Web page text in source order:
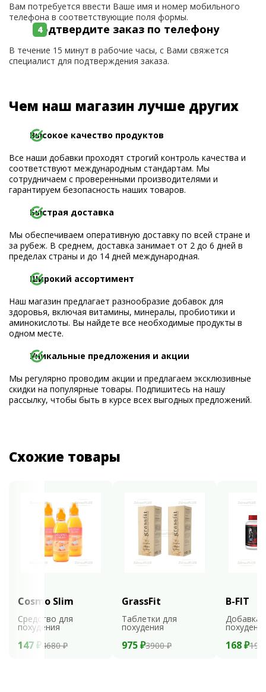
Вам потребуется ввести Ваше имя и номер мобильного
телефона в соответствующие поля формы.
Подтвердите заказ по телефону
В течение 15 минут в рабочие часы, с Вами свяжется
специалист для подтверждения заказа.
Чем наш магазин лучше других
Высокое качество продуктов
Все наши добавки проходят строгий контроль качества и
соответствуют международным стандартам. Мы
сотрудничаем с проверенными производителями и
гарантируем безопасность наших товаров.
Быстрая доставка
Мы обеспечиваем оперативную доставку по всей стране и
за рубеж. В среднем, доставка занимает от 2 до 6 дней в
пределах страны и до 14 дней международная.
Широкий ассортимент
Наш магазин предлагает разнообразие добавок для
здоровья, включая витамины, минералы, пробиотики и
аминокислоты. Вы найдете все необходимые продукты в
одном месте.
Уникальные предложения и акции
Мы регулярно проводим акции и предлагаем эксклюзивные
скидки на популярные товары. Подпишитесь на нашу
рассылку, чтобы быть в курсе всех выгодных предложений.
Схожие товары
Cosmo Slim
Средство для
похудения
147 ₽ 4680 ₽
GrassFit
Таблетки для
похудения
975 ₽3900 ₽
B-FIT
Добавка
168 ₽